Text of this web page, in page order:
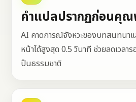
คำแปลปรากฏก่อนคุ
AI คาดการณ์จังหวะของบทสนทนาแ
หน้าได้สูงสุด 0.5 วินาที ช่วยลดเวลา
ป็นธรรมชาติ